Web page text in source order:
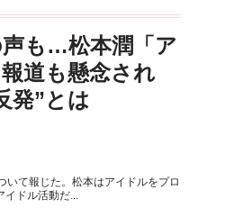
声も…松本潤「ア
道も懸念され
発”とは
て報じた。松本はアイドルをプロ
イドル活動だ...